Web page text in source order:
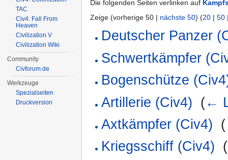
Die folgenden Seiten verlinken auf
Zeige (vorherige 50 | nächste 50) (20 | 50
Deutscher Panzer
Schwertkämpfer
Bogenschütze
Artillerie (Civ4) (←
Axtkämpfer (Civ4) (
Kriegsschiff (Civ4) (
TAC
Civ4: Fall From
Heaven
Civilization V
Civilization Wiki
Community
Civforum.de
Werkzeuge
Spezialseiten
Druckversion